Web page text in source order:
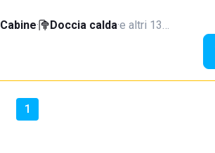
Cabine· Doccia calda·e altri 13…
1